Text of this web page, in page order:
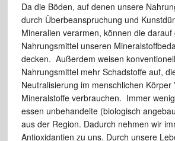
Da die Böden, auf denen unsere
durch Überbeanspruchung und
Mineralien verarmen, können die darauf
Nahrungsmittel unseren
decken. Außerdem weisen
Nahrungsmittel mehr Schadstoffe auf,
Neutralisierung im menschlichen Körper
Mineralstoffe verbrauchen. Immer
essen unbehandelte (biologisch
aus der Region. Dadurch nehmen wir
Antioxidantien zu uns. Durch unsere